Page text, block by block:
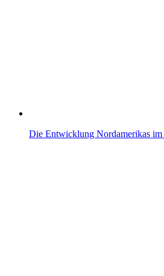
Die Entwicklung Nordamerikas